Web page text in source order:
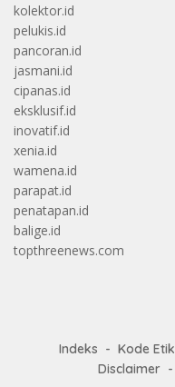
kolektor.id
pelukis.id
pancoran.id
jasmani.id
cipanas.id
eksklusif.id
inovatif.id
xenia.id
wamena.id
parapat.id
penatapan.id
balige.id
topthreenews.com
Indeks Kode Etik
Disclaimer